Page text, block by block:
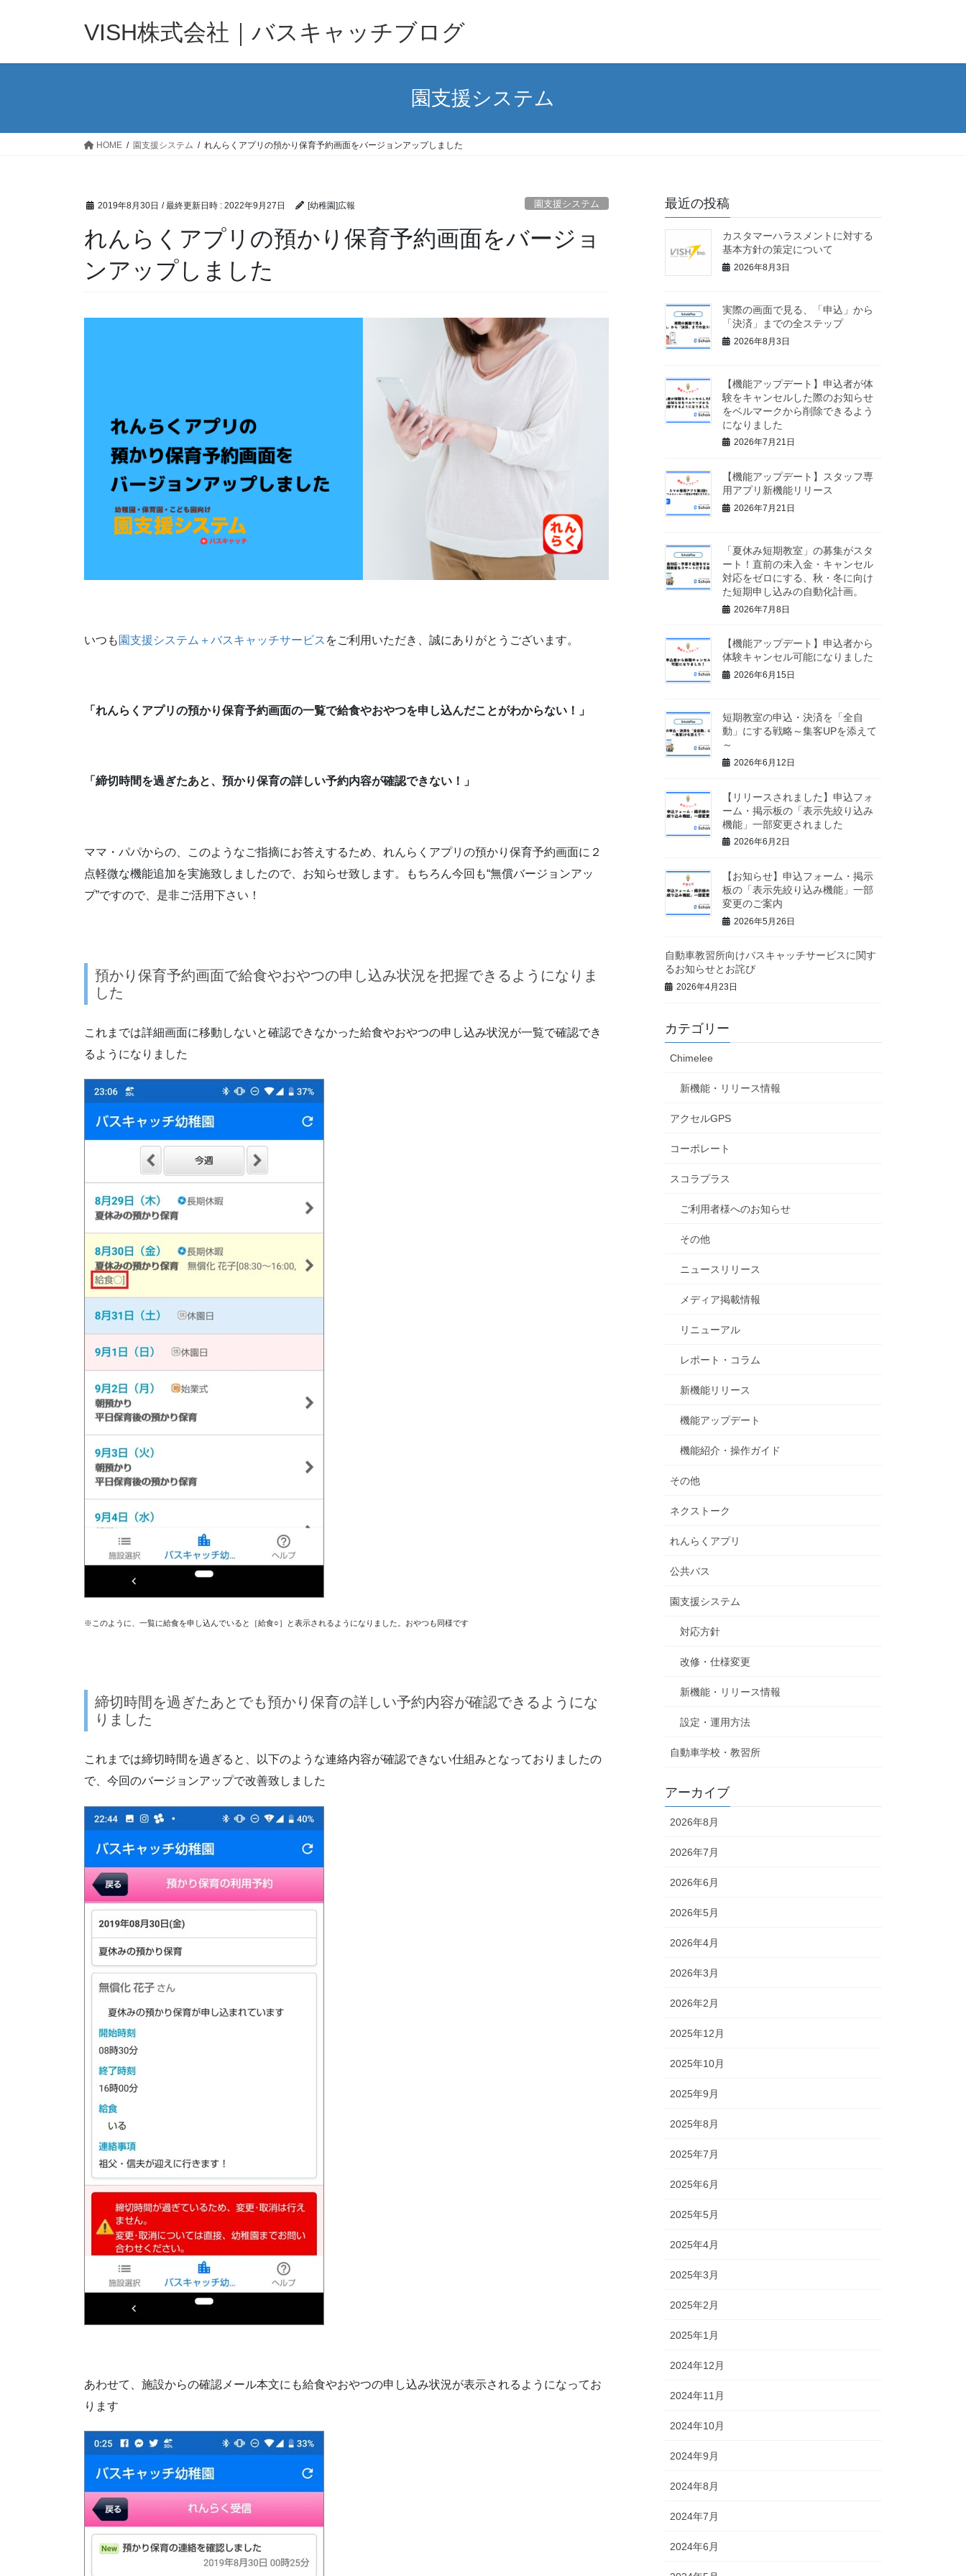
VISH株式会社｜バスキャッチブログ
園支援システム
HOME 園支援システム れんらくアプリの預かり保育予約画面をバージョンアップしました
2019年8月30日 / 最終更新日時 : 2022年9月27日 [幼稚園]広報 園支援システム
れんらくアプリの預かり保育予約画面をバージョ
ンアップしました
いつも 園支援システム＋バスキャッチサービス をご利用いただき、誠にありがとうございます。
「れんらくアプリの預かり保育予約画面の一覧で給食やおやつを申し込んだことがわからない！」
「締切時間を過ぎたあと、預かり保育の詳しい予約内容が確認できない！」
ママ・パパからの、このようなご指摘にお答えするため、れんらくアプリの預かり保育予約画面に２
点軽微な機能追加を実施致しましたので、お知らせ致します。もちろん今回も“無償バージョンアッ
プ”ですので、是非ご活用下さい！
預かり保育予約画面で給食やおやつの申し込み状況を把握できるようになりま
した
これまでは詳細画面に移動しないと確認できなかった給食やおやつの申し込み状況が一覧で確認でき
るようになりました
※このように、一覧に給食を申し込んでいると［給食○］と表示されるようになりました。おやつも同様です
締切時間を過ぎたあとでも預かり保育の詳しい予約内容が確認できるようにな
りました
これまでは締切時間を過ぎると、以下のような連絡内容が確認できない仕組みとなっておりましたの
で、今回のバージョンアップで改善致しました
あわせて、施設からの確認メール本文にも給食やおやつの申し込み状況が表示されるようになってお
ります
最近の投稿
カスタマーハラスメントに対する
基本方針の策定について
2026年8月3日
実際の画面で見る、「申込」から
「決済」までの全ステップ
2026年8月3日
【機能アップデート】申込者が体
験をキャンセルした際のお知らせ
をベルマークから削除できるよう
になりました
2026年7月21日
【機能アップデート】スタッフ専
用アプリ新機能リリース
2026年7月21日
「夏休み短期教室」の募集がスタ
ート！直前の未入金・キャンセル
対応をゼロにする、秋・冬に向け
た短期申し込みの自動化計画。
2026年7月8日
【機能アップデート】申込者から
体験キャンセル可能になりました
2026年6月15日
短期教室の申込・決済を「全自
動」にする戦略～集客UPを添えて
～
2026年6月12日
【リリースされました】申込フォ
ーム・掲示板の「表示先絞り込み
機能」一部変更されました
2026年6月2日
【お知らせ】申込フォーム・掲示
板の「表示先絞り込み機能」一部
変更のご案内
2026年5月26日
自動車教習所向けバスキャッチサービスに関す
るお知らせとお詫び
2026年4月23日
カテゴリー
Chimelee
新機能・リリース情報
アクセルGPS
コーポレート
スコラプラス
ご利用者様へのお知らせ
その他
ニュースリリース
メディア掲載情報
リニューアル
レポート・コラム
新機能リリース
機能アップデート
機能紹介・操作ガイド
その他
ネクストーク
れんらくアプリ
公共バス
園支援システム
対応方針
改修・仕様変更
新機能・リリース情報
設定・運用方法
自動車学校・教習所
アーカイブ
2026年8月
2026年7月
2026年6月
2026年5月
2026年4月
2026年3月
2026年2月
2025年12月
2025年10月
2025年9月
2025年8月
2025年7月
2025年6月
2025年5月
2025年4月
2025年3月
2025年2月
2025年1月
2024年12月
2024年11月
2024年10月
2024年9月
2024年8月
2024年7月
2024年6月